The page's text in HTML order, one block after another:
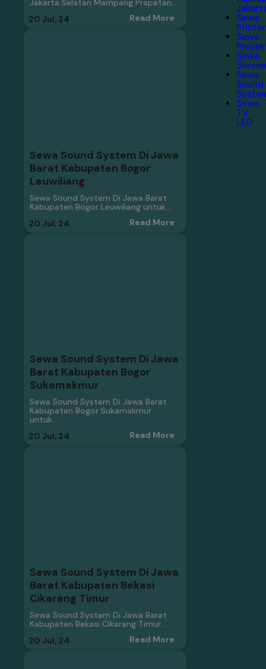
20 Jul, 24
Jakarta Selatan Mampang Prapatan…
Read More
Sewa Sound System Di Jawa
Barat Kabupaten Bogor
Leuwiliang
20 Jul, 24
Sewa Sound System Di Jawa Barat
Kabupaten Bogor Leuwiliang untuk…
Read More
Sewa Sound System Di Jawa
Barat Kabupaten Bogor
Sukamakmur
20 Jul, 24
Sewa Sound System Di Jawa Barat
Kabupaten Bogor Sukamakmur
untuk…
Read More
Sewa Sound System Di Jawa
Barat Kabupaten Bekasi
Cikarang Timur
20 Jul, 24
Sewa Sound System Di Jawa Barat
Kabupaten Bekasi Cikarang Timur…
Read More
Sewa
Printer
Sewa
Sewa
Sewa
Sound
Sewa
TV
LED